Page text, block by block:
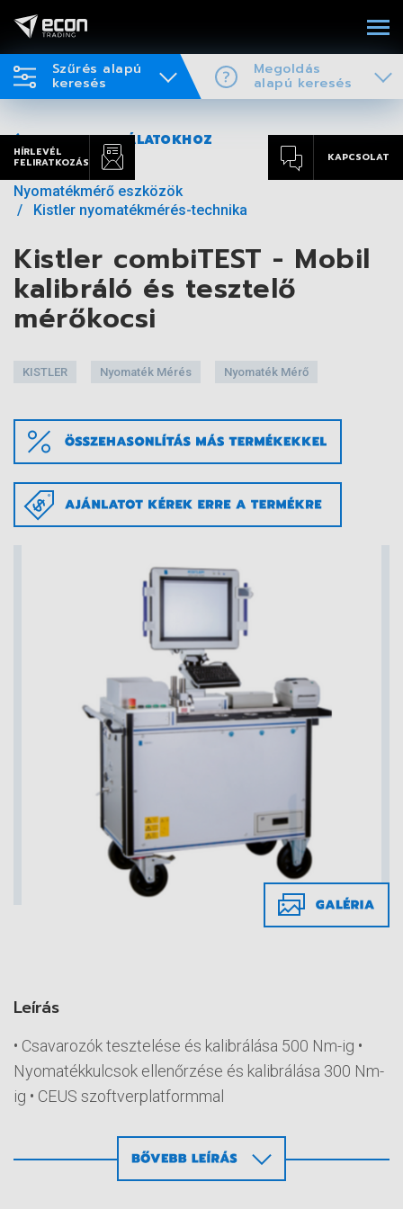
Szűrés alapú
keresés
Megoldás
alapú keresés
HÍRLEVÉL
FELIRATKOZÁS
KAPCSOLAT
VISSZA A TALÁLATOKHOZ
Nyomatékmérő eszközök
Kistler nyomatékmérés-technika
Kistler combiTEST - Mobil
kalibráló és tesztelő
mérőkocsi
KISTLER Nyomaték Mérés Nyomaték Mérő
Leírás
• Csavarozók tesztelése és kalibrálása 500 Nm-ig •
Nyomatékkulcsok ellenőrzése és kalibrálása 300 Nm-
ig • CEUS szoftverplatformmal